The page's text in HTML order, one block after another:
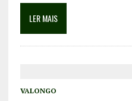
LER MAIS
VALONGO